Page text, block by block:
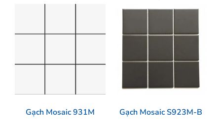
Gạch Mosaic 931M Gạch Mosaic S923M-B